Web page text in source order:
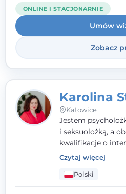
Towarzystwa
jestem
Wielkopolskiego
Systemowej.
ONLINE I STACJONARNIE
Umów
Zobacz
Karolina
Katowice
Jestem
i seksuolożką, a
kwalifikacje o
Pracuję w nurcie
metody o
Towarzyszę
radzeniu sobie z
Czytaj więcej
Polski